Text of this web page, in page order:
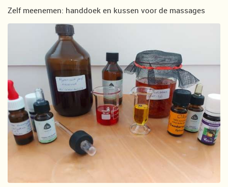
Zelf meenemen: handdoek en kussen voor de massages